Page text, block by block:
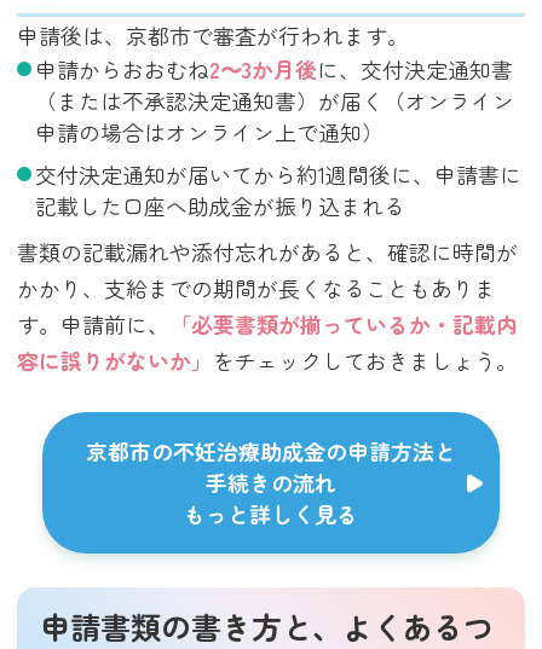
申請後は、京都市で審査が行われます。
申請からおおむね2〜3か月後に、交付決定通知書
（または不承認決定通知書）が届く（オンライン
申請の場合はオンライン上で通知）
交付決定通知が届いてから約1週間後に、申請書に
記載した口座へ助成金が振り込まれる
書類の記載漏れや添付忘れがあると、確認に時間が
かかり、支給までの期間が長くなることもありま
す。申請前に、
「必要書類が揃っているか・記載内
容に誤りがないか」 をチェックしておきましょう。
京都市の不妊治療助成金の申請方法と
手続きの流れ
もっと詳しく見る
申請書類の書き方と、よくあるつ